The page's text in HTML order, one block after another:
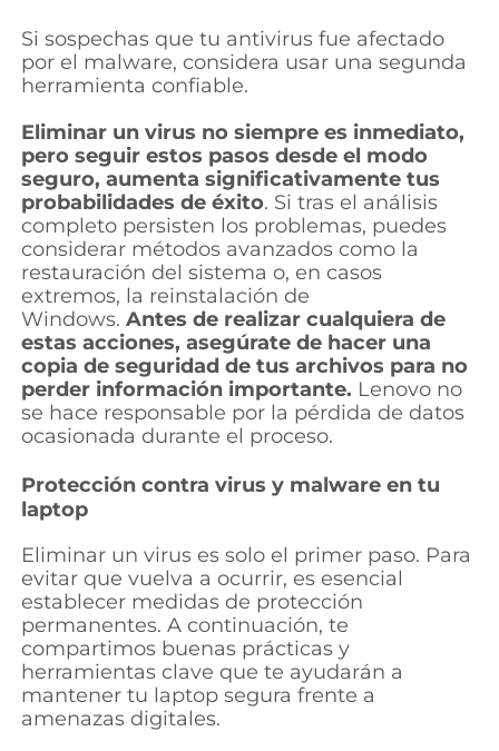
Si sospechas que tu antivirus fue afectado
por el malware, considera usar una segunda
herramienta confiable.
Eliminar un virus no siempre es inmediato,
pero seguir estos pasos desde el modo
seguro, aumenta significativamente tus
probabilidades de éxito. Si tras el análisis
completo persisten los problemas, puedes
considerar métodos avanzados como la
restauración del sistema o, en casos
extremos, la reinstalación de
Windows. Antes de realizar cualquiera de
estas acciones, asegúrate de hacer una
copia de seguridad de tus archivos para no
perder información importante. Lenovo no
se hace responsable por la pérdida de datos
ocasionada durante el proceso.
Protección contra virus y malware en tu
laptop
Eliminar un virus es solo el primer paso. Para
evitar que vuelva a ocurrir, es esencial
establecer medidas de protección
permanentes. A continuación, te
compartimos buenas prácticas y
herramientas clave que te ayudarán a
mantener tu laptop segura frente a
amenazas digitales.